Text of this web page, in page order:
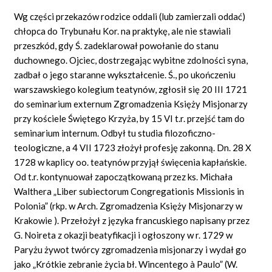
Wg części przekazów rodzice oddali (lub zamierzali oddać)
chłopca do Trybunału Kor. na praktykę, ale nie stawiali
przeszkód, gdy Ś. zadeklarował powołanie do stanu
duchownego. Ojciec, dostrzegając wybitne zdolności syna,
zadbał o jego staranne wykształcenie. Ś., po ukończeniu
warszawskiego kolegium teatynów, zgłosił się 20 III 1721
do seminarium externum Zgromadzenia Księży Misjonarzy
przy kościele Świętego Krzyża, by 15 VI t.r. przejść tam do
seminarium internum. Odbył tu studia filozoficzno-
teologiczne, a 4 VII 1723 złożył profesję zakonną. Dn. 28 X
1728 w kaplicy oo. teatynów przyjął święcenia kapłańskie.
Od t.r. kontynuował zapoczątkowaną przez ks. Michała
Walthera „Liber subiectorum Congregationis Missionis in
Polonia” (rkp. w Arch. Zgromadzenia Księży Misjonarzy w
Krakowie ). Przełożył z języka francuskiego napisany przez
G. Noireta z okazji beatyfikacji i ogłoszony w r. 1729 w
Paryżu żywot twórcy zgromadzenia misjonarzy i wydał go
jako „Krótkie zebranie życia bł. Wincentego à Paulo” (W.